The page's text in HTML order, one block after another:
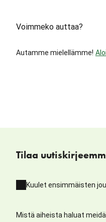
Voimmeko auttaa?
Autamme mielellämme!
Tilaa
Kuulet ensimmäisten
Mistä aiheista haluat